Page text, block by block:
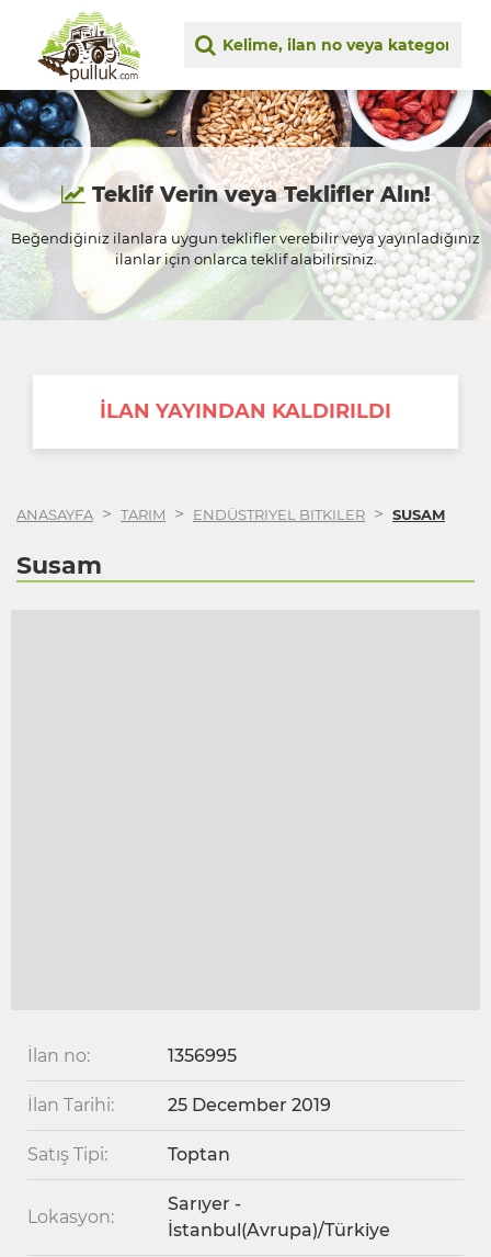
Teklif Verin veya Teklifler Alın!
Beğendiğiniz ilanlara uygun teklifler verebilir veya yayınladığınız
ilanlar için onlarca teklif alabilirsiniz.
İLAN YAYINDAN KALDIRILDI
ANASAYFA > TARIM > ENDÜSTRIYEL BITKILER > SUSAM
Susam
İlan no: 1356995
İlan Tarihi: 25 December 2019
Satış Tipi: Toptan
Lokasyon:
Sarıyer -
İstanbul(Avrupa)/Türkiye